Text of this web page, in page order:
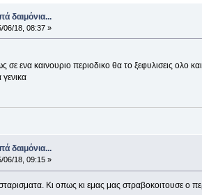
δαιμόνια...
06/18, 08:37 »
σε ενα καινουριο περιοδικο θα το ξεφυλισεις ολο
δαιμόνια...
06/18, 09:15 »
Κι οπως κι εμας μας στραβοκοιτουσε ο